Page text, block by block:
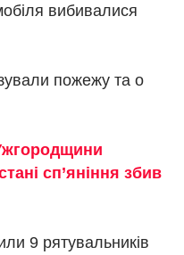
вибивалися
пожежу та о
сп’яніння збив
9 рятувальників